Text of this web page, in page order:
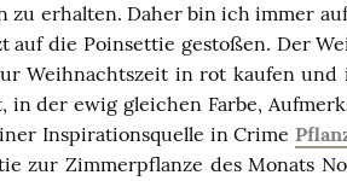
zu erhalten. Daher bin ich immer
auf die Poinsettie gestoßen. Der
Weihnachtszeit in rot kaufen
in der ewig gleichen Farbe,
Inspirationsquelle in Crime
zur Zimmerpflanze des Monats